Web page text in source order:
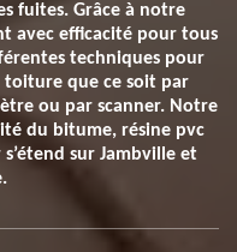
fuites. Grâce à notre
avec efficacité pour tous
techniques pour
toiture que ce soit par
ou par scanner. Notre
du bitume, résine pvc
sur Jambville et